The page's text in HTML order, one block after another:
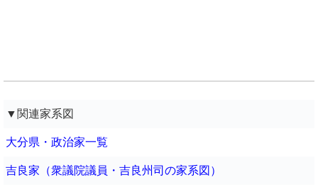
▼関連家系図
大分県・政治家一覧
吉良家（衆議院議員・吉良州司の家系図）